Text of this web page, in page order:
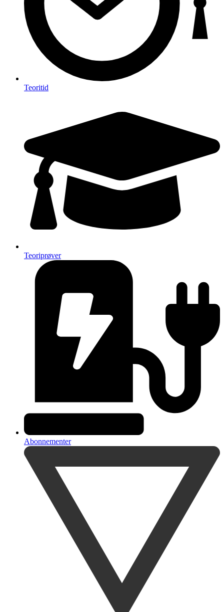
Teoritid
Teoriprøver
Abonnementer